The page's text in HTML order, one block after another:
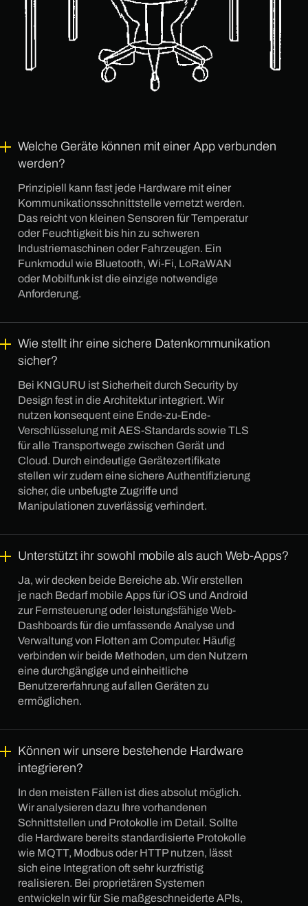
Welche Geräte können mit einer App verbunden
werden?
Prinzipiell kann fast jede Hardware mit einer
Kommunikationsschnittstelle vernetzt werden.
Das reicht von kleinen Sensoren für Temperatur
oder Feuchtigkeit bis hin zu schweren
Industriemaschinen oder Fahrzeugen. Ein
Funkmodul wie Bluetooth, Wi-Fi, LoRaWAN
oder Mobilfunk ist die einzige notwendige
Anforderung.
Wie stellt ihr eine sichere Datenkommunikation
sicher?
Bei KNGURU ist Sicherheit durch Security by
Design fest in die Architektur integriert. Wir
nutzen konsequent eine Ende-zu-Ende-
Verschlüsselung mit AES-Standards sowie TLS
für alle Transportwege zwischen Gerät und
Cloud. Durch eindeutige Gerätezertifikate
stellen wir zudem eine sichere Authentifizierung
sicher, die unbefugte Zugriffe und
Manipulationen zuverlässig verhindert.
Unterstützt ihr sowohl mobile als auch Web-Apps?
Ja, wir decken beide Bereiche ab. Wir erstellen
je nach Bedarf mobile Apps für iOS und Android
zur Fernsteuerung oder leistungsfähige Web-
Dashboards für die umfassende Analyse und
Verwaltung von Flotten am Computer. Häufig
verbinden wir beide Methoden, um den Nutzern
eine durchgängige und einheitliche
Benutzererfahrung auf allen Geräten zu
ermöglichen.
Können wir unsere bestehende Hardware
integrieren?
In den meisten Fällen ist dies absolut möglich.
Wir analysieren dazu Ihre vorhandenen
Schnittstellen und Protokolle im Detail. Sollte
die Hardware bereits standardisierte Protokolle
wie MQTT, Modbus oder HTTP nutzen, lässt
sich eine Integration oft sehr kurzfristig
realisieren. Bei proprietären Systemen
entwickeln wir für Sie maßgeschneiderte APIs,